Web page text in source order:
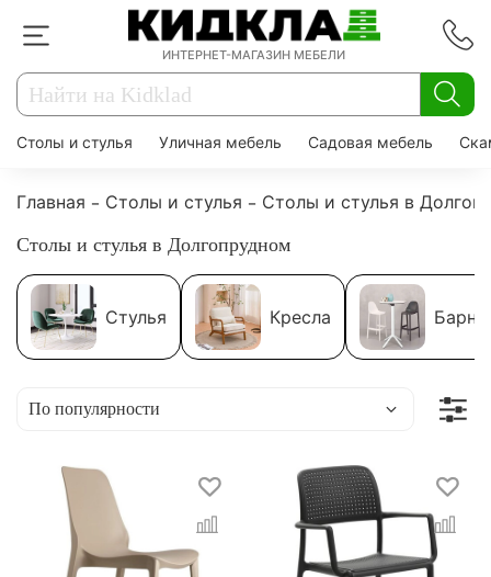
ИНТЕРНЕТ-МАГАЗИН МЕБЕЛИ
Столы и стулья Уличная мебель Садовая мебель
Главная Столы и стулья
Столы и стулья в
Столы и стулья в Долгопрудном
Стулья Кресла